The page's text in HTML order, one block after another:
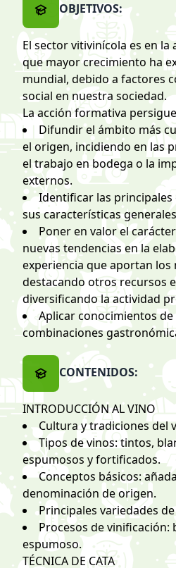
OBJETIVOS:
El sector vitivinícola es en
que mayor crecimiento ha
mundial, debido a factores
social en nuestra sociedad.
La acción formativa
Difundir el ámbito más
el origen, incidiendo en las
el trabajo en bodega o la
externos.
Identificar las
sus características
Poner en valor el
nuevas tendencias en la
experiencia que aportan los
destacando otros recursos
diversificando la actividad
Aplicar conocimientos
combinaciones
CONTENIDOS:
INTRODUCCIÓN AL VINO
Cultura y tradiciones del
Tipos de vinos: tintos,
espumosos y fortificados.
Conceptos básicos:
denominación de origen.
Principales variedades
Procesos de
espumoso.
TÉCNICA DE CATA